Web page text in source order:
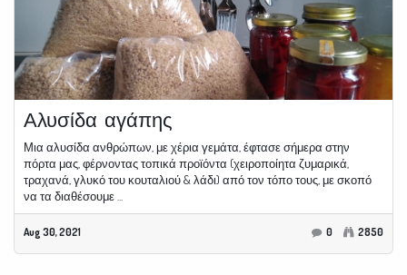
Αλυσίδα αγάπης
Μια αλυσίδα ανθρώπων, με χέρια γεμάτα, έφτασε σήμερα στην
πόρτα μας, φέρνοντας τοπικά προϊόντα (χειροποίητα ζυμαρικά,
τραχανά, γλυκό του κουταλιού & λάδι) από τον τόπο τους, με σκοπό
να τα διαθέσουμε ...
Aug 30, 2021 0 2850